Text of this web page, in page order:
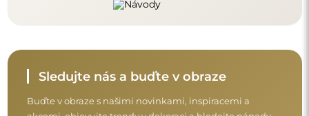
Sledujte nás a buďte v obraze
Buďte v obraze s našimi novinkami, inspiracemi a